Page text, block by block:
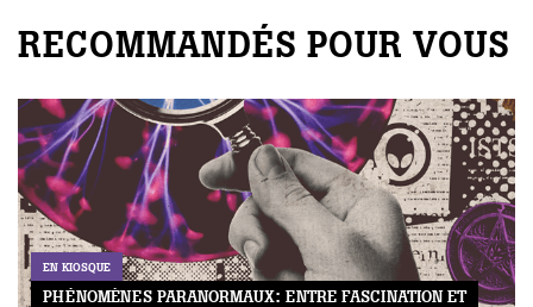
RECOMMANDÉS POUR VOUS
EN KIOSQUE
PHÉNOMÈNES PARANORMAUX: ENTRE FASCINATION ET